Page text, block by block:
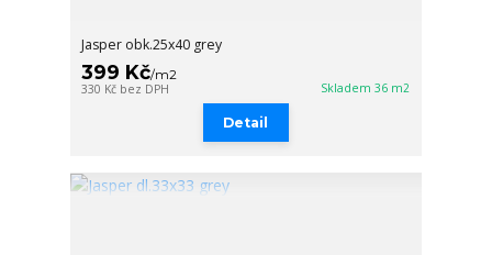
Jasper obk.25x40 grey
399 Kč/m2
330 Kč bez DPH Skladem 36 m2
Detail